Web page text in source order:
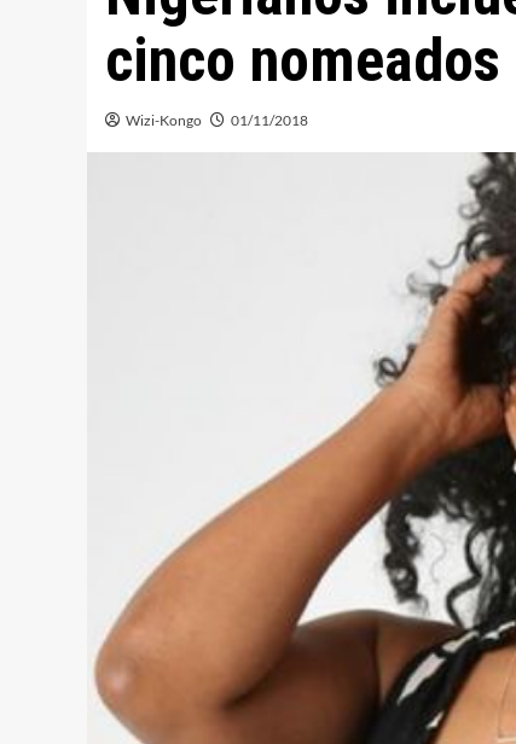
cinco nomeados
Wizi-Kongo 01/11/2018